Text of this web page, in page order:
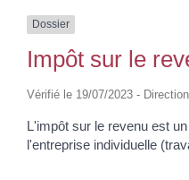
Dossier
Impôt sur le
Vérifié le 19/07/2023 -
L'impôt sur le revenu est
l'entreprise individuelle